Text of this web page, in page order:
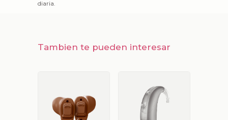
diaria.
Tambien te pueden interesar